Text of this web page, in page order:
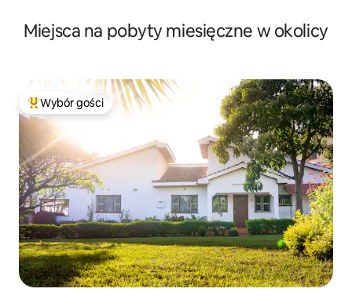
Miejsca na pobyty miesięczne w okolicy
Najpopularniejsze z kategorii Wybór gości
Wybór gości